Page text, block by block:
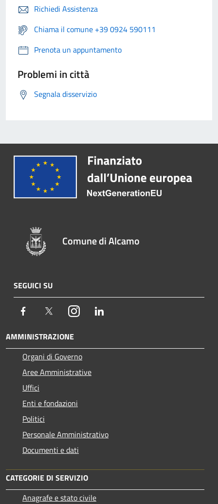
Richiedi Assistenza
Chiama il comune +39 0924 590111
Prenota un appuntamento
Problemi in città
Segnala disservizio
Comune di Alcamo
SEGUICI SU
Facebook TwitterInstagram
AMMINISTRAZIONE
Organi di Governo
Aree Amministrative
Uffici
Enti e fondazioni
Politici
Personale Amministrativo
Documenti e dati
CATEGORIE DI SERVIZIO
Anagrafe e stato civile